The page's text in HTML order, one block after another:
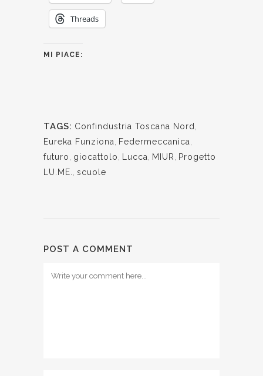
Threads
MI PIACE:
TAGS: Confindustria Toscana Nord
Eureka Funziona
Federmeccanica
futuro
giocattolo Lucca MIUR
Progetto
LU.ME.
scuole
POST A COMMENT